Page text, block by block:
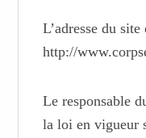
L’adresse du site
http://
Le responsable
la loi en vigueur